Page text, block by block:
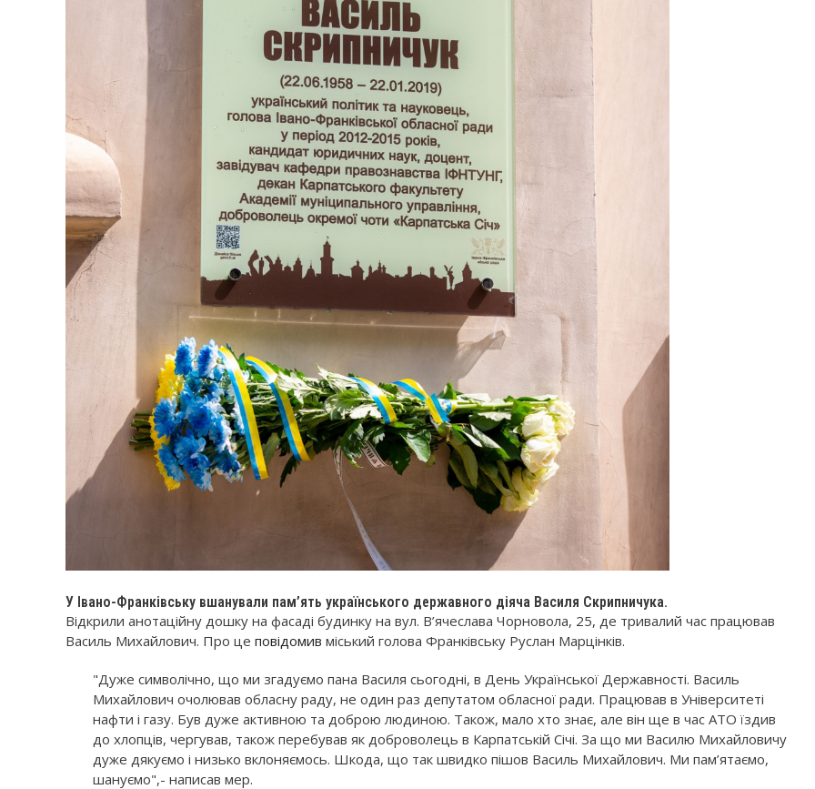
У Івано-Франківську вшанували пам’ять українського державного діяча Василя Скрипничука.
Відкрили анотаційну дошку на фасаді будинку на вул. В’ячеслава Чорновола, 25, де тривалий час працював
Василь Михайлович. Про це повідомив міський голова Франківську Руслан Марцінків.
"Дуже символічно, що ми згадуємо пана Василя сьогодні, в День Української Державності. Василь
Михайлович очолював обласну раду, не один раз депутатом обласної ради. Працював в Університеті
нафти і газу. Був дуже активною та доброю людиною. Також, мало хто знає, але він ще в час АТО їздив
до хлопців, чергував, також перебував як доброволець в Карпатській Січі. За що ми Василю Михайловичу
дуже дякуємо і низько вклоняємось. Шкода, що так швидко пішов Василь Михайлович. Ми пам’ятаємо,
шануємо",- написав мер.